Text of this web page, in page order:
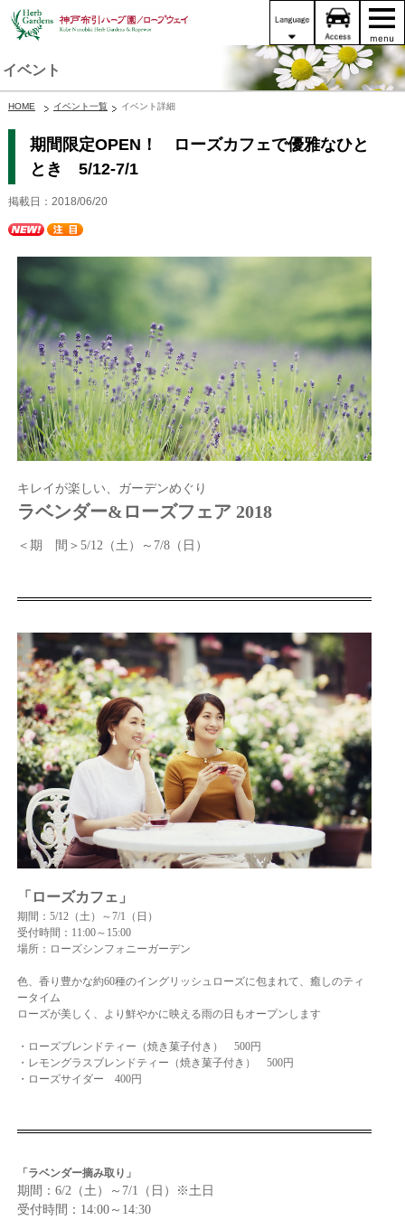
イベント
HOME イベント一覧 イベント詳細
期間限定OPEN！ ローズカフェで優雅なひと
とき 5/12-7/1
掲載日：2018/06/20
キレイが楽しい、ガーデンめぐり
ラベンダー&ローズフェア 2018
＜期 間＞5/12（土）～7/8（日）
「ローズカフェ」
期間：5/12（土）～7/1（日）
受付時間：11:00～15:00
場所：ローズシンフォニーガーデン
色、香り豊かな約60種のイングリッシュローズに包まれて、癒しのティ
ータイム
ローズが美しく、より鮮やかに映える雨の日もオープンします
・ローズブレンドティー（焼き菓子付き） 500円
・レモングラスブレンドティー（焼き菓子付き） 500円
・ローズサイダー 400円
「ラベンダー摘み取り」
期間：6/2（土）～7/1（日）※土日
受付時間：14:00～14:30